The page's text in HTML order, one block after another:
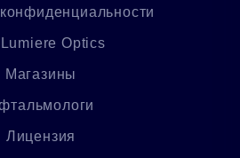
Optics
Магазины
Лицензия